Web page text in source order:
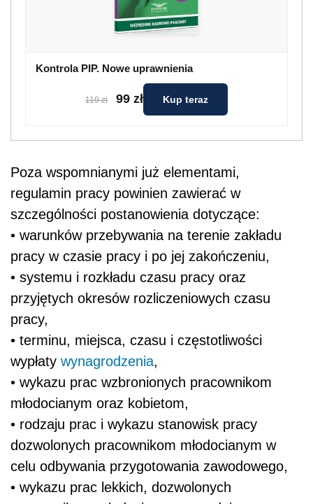
Kontrola PIP. Nowe uprawnienia
119 zł 99 zł Kup teraz
Poza wspomnianymi już elementami,
regulamin pracy powinien zawierać w
szczególności postanowienia dotyczące:
• warunków przebywania na terenie zakładu
pracy w czasie pracy i po jej zakończeniu,
• systemu i rozkładu czasu pracy oraz
przyjętych okresów rozliczeniowych czasu
pracy,
• terminu, miejsca, czasu i częstotliwości
wypłaty wynagrodzenia,
• wykazu prac wzbronionych pracownikom
młodocianym oraz kobietom,
• rodzaju prac i wykazu stanowisk pracy
dozwolonych pracownikom młodocianym w
celu odbywania przygotowania zawodowego,
• wykazu prac lekkich, dozwolonych